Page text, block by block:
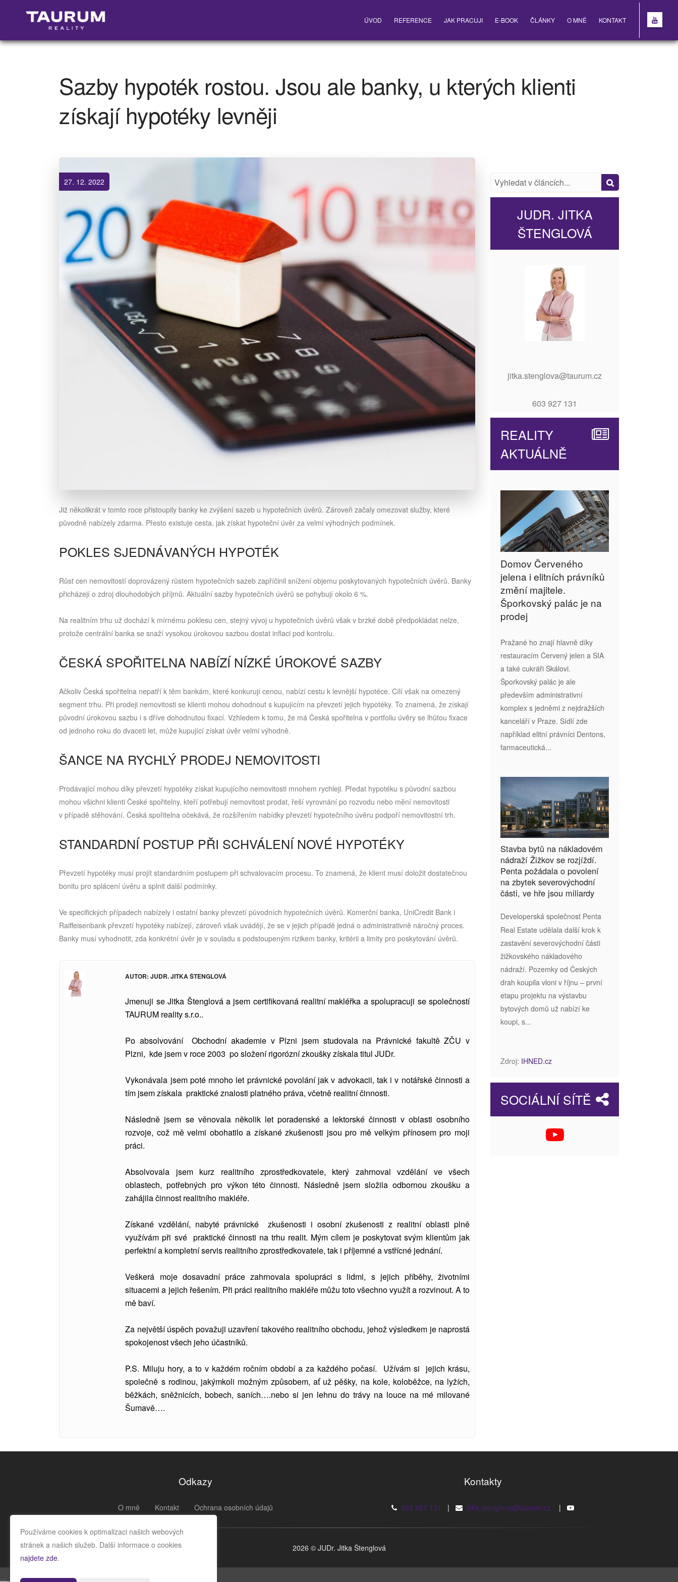
ÚVOD REFERENCE JAK PRACUJI E-BOOK ČLÁNKY O MNĚ KONTAKT
Sazby hypoték rostou. Jsou ale banky, u kterých klienti
získají hypotéky levněji
27. 12. 2022
Již několikrát v tomto roce přistoupily banky ke zvýšení sazeb u hypotečních úvěrů. Zároveň začaly omezovat služby, které
původně nabízely zdarma. Přesto existuje cesta, jak získat hypoteční úvěr za velmi výhodných podmínek.
POKLES SJEDNÁVANÝCH HYPOTÉK
Růst cen nemovitostí doprovázený růstem hypotečních sazeb zapříčinil snížení objemu poskytovaných hypotečních úvěrů. Banky
přicházejí o zdroj dlouhodobých příjmů. Aktuální sazby hypotečních úvěrů se pohybují okolo 6 %.
Na realitním trhu už dochází k mírnému poklesu cen, stejný vývoj u hypotečních úvěrů však v brzké době předpokládat nelze,
protože centrální banka se snaží vysokou úrokovou sazbou dostat inflaci pod kontrolu.
ČESKÁ SPOŘITELNA NABÍZÍ NÍZKÉ ÚROKOVÉ SAZBY
Ačkoliv Česká spořitelna nepatří k těm bankám, které konkurují cenou, nabízí cestu k levnější hypotéce. Cílí však na omezený
segment trhu. Při prodeji nemovitosti se klienti mohou dohodnout s kupujícím na převzetí jejich hypotéky. To znamená, že získají
původní úrokovou sazbu i s dříve dohodnutou fixací. Vzhledem k tomu, že má Česká spořitelna v portfoliu úvěry se lhůtou fixace
od jednoho roku do dvaceti let, může kupující získat úvěr velmi výhodně.
ŠANCE NA RYCHLÝ PRODEJ NEMOVITOSTI
Prodávající mohou díky převzetí hypotéky získat kupujícího nemovitosti mnohem rychleji. Předat hypotéku s původní sazbou
mohou všichni klienti České spořitelny, kteří potřebují nemovitost prodat, řeší vyrovnání po rozvodu nebo mění nemovitosti
v případě stěhování. Česká spořitelna očekává, že rozšířením nabídky převzetí hypotečního úvěru podpoří nemovitostní trh.
STANDARDNÍ POSTUP PŘI SCHVÁLENÍ NOVÉ HYPOTÉKY
Převzetí hypotéky musí projít standardním postupem při schvalovacím procesu. To znamená, že klient musí doložit dostatečnou
bonitu pro splácení úvěru a splnit další podmínky.
Ve specifických případech nabízely i ostatní banky převzetí původních hypotečních úvěrů. Komerční banka, UniCredit Bank i
Raiffeisenbank převzetí hypotéky nabízejí, zároveň však uvádějí, že se v jejich případě jedná o administrativně náročný proces.
Banky musí vyhodnotit, zda konkrétní úvěr je v souladu s podstoupeným rizikem banky, kritérii a limity pro poskytování úvěrů.
AUTOR: JUDR. JITKA ŠTENGLOVÁ
Jmenuji se Jitka Štenglová a jsem certifikovaná realitní makléřka a spolupracuji se společností
TAURUM reality s.r.o..
Po absolvování Obchodní akademie v Plzni jsem studovala na Právnické fakultě ZČU v
Plzni, kde jsem v roce 2003 po složení rigorózní zkoušky získala titul JUDr.
Vykonávala jsem poté mnoho let právnické povolání jak v advokacii, tak i v notářské činnosti a
tím jsem získala praktické znalosti platného práva, včetně realitní činnosti.
Následně jsem se věnovala několik let poradenské a lektorské činnosti v oblasti osobního
rozvoje, což mě velmi obohatilo a získané zkušenosti jsou pro mě velkým přínosem pro moji
práci.
Absolvovala jsem kurz realitního zprostředkovatele, který zahrnoval vzdělání ve všech
oblastech, potřebných pro výkon této činnosti. Následně jsem složila odbornou zkoušku a
zahájila činnost realitního makléře.
Získané vzdělání, nabyté právnické zkušenosti i osobní zkušenosti z realitní oblasti plně
využívám při své praktické činnosti na trhu realit. Mým cílem je poskytovat svým klientům jak
perfektní a kompletní servis realitního zprostředkovatele, tak i příjemné a vstřícné jednání.
Veškerá moje dosavadní práce zahrnovala spolupráci s lidmi, s jejich příběhy, životními
situacemi a jejich řešením. Při práci realitního makléře můžu toto všechno využít a rozvinout. A to
mě baví.
Za největší úspěch považuji uzavření takového realitního obchodu, jehož výsledkem je naprostá
spokojenost všech jeho účastníků.
P.S. Miluju hory, a to v každém ročním období a za každého počasí. Užívám si jejich krásu,
společně s rodinou, jakýmkoli možným způsobem, ať už pěšky, na kole, koloběžce, na lyžích,
běžkách, sněžnicích, bobech, saních….nebo si jen lehnu do trávy na louce na mé milované
Šumavě….
JUDR. JITKA
ŠTENGLOVÁ
jitka.stenglova@taurum.cz
603 927 131
REALITY
AKTUÁLNĚ
Domov Červeného
jelena i elitních právníků
změní majitele.
Šporkovský palác je na
prodej
Pražané ho znají hlavně díky
restauracím Červený jelen a SIA
a také cukráři Skálovi.
Šporkovský palác je ale
především administrativní
komplex s jedněmi z nejdražších
kanceláří v Praze. Sídlí zde
například elitní právníci Dentons,
farmaceutická...
Stavba bytů na nákladovém
nádraží Žižkov se rozjíždí.
Penta požádala o povolení
na zbytek severovýchodní
části, ve hře jsou miliardy
Developerská společnost Penta
Real Estate udělala další krok k
zastavění severovýchodní části
žižkovského nákladového
nádraží. Pozemky od Českých
drah koupila vloni v říjnu – první
etapu projektu na výstavbu
bytových domů už nabízí ke
koupi, s...
Zdroj: IHNED.cz
SOCIÁLNÍ SÍTĚ
Odkazy
O mně Kontakt Ochrana osobních údajů
Kontakty
603 927 131 | jitka.stenglova@taurum.cz |
2026 © JUDr. Jitka Štenglová
Používáme cookies k optimalizaci našich webových
stránek a našich služeb. Další informace o cookies
najdete zde.